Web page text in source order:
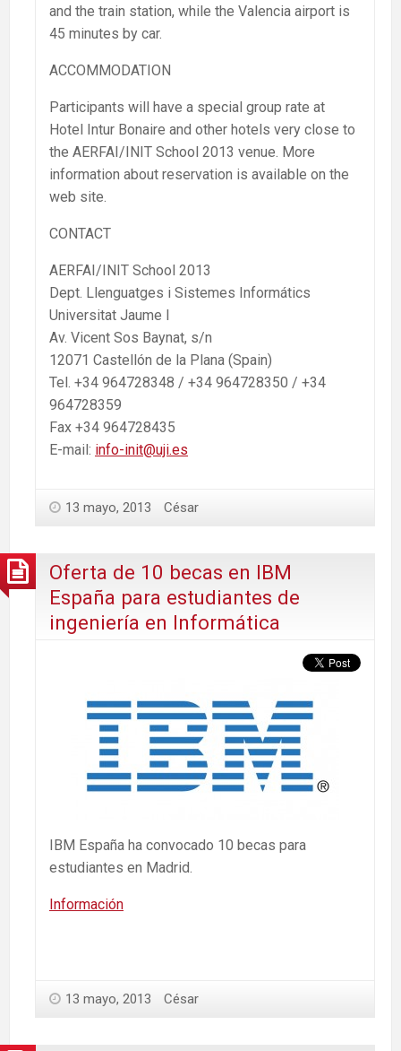
and the train station, while the Valencia airport is
45 minutes by car.
ACCOMMODATION
Participants will have a special group rate at
Hotel Intur Bonaire and other hotels very close to
the AERFAI/INIT School 2013 venue. More
information about reservation is available on the
web site.
CONTACT
AERFAI/INIT School 2013
Dept. Llenguatges i Sistemes Informátics
Universitat Jaume I
Av. Vicent Sos Baynat, s/n
12071 Castellón de la Plana (Spain)
Tel. +34 964728348 / +34 964728350 / +34
964728359
Fax +34 964728435
E-mail: info-init@uji.es
13 mayo, 2013 César
Oferta de 10 becas en IBM
España para estudiantes de
ingeniería en Informática
IBM España ha convocado 10 becas para
estudiantes en Madrid.
Información
13 mayo, 2013 César